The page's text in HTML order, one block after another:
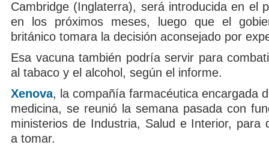
Cambridge (Inglaterra), será introducida en el
en los próximos meses, luego que el
británico tomara la decisión aconsejado por
Esa vacuna también podría servir para
al tabaco y el alcohol, según el informe.
Xenova, la compañía farmacéutica encargada
medicina, se reunió la semana pasada con
ministerios de Industria, Salud e Interior, para
a tomar.